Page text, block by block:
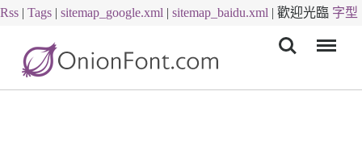
Rss | Tags | sitemap_google.xml | sitemap_baidu.xml | 歡迎光臨 字型